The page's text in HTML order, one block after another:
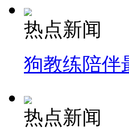
热点新闻
狗教练陪伴
热点新闻